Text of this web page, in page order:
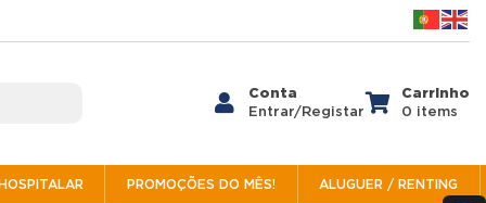

Conta
Entrar/Registar 
Carrinho
0 items
PROMOÇÕES DO MÊS! ALUGUER / RENTING